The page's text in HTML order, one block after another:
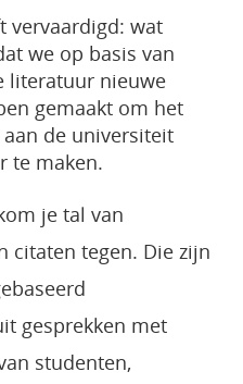
vervaardigd: wat
we op basis van
literatuur nieuwe
gemaakt om het
de universiteit
te maken.
je tal van
citaten tegen. Die zijn
gesprekken met
studenten,